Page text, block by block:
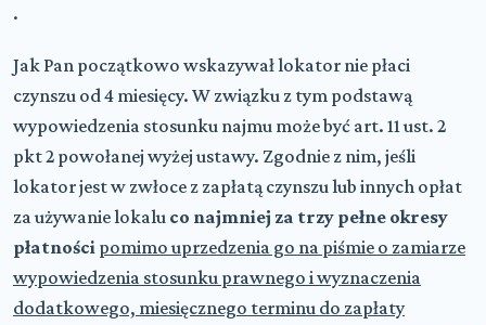
.
Jak Pan początkowo wskazywał lokator nie płaci
czynszu od 4 miesięcy. W związku z tym podstawą
wypowiedzenia stosunku najmu może być art. 11 ust. 2
pkt 2 powołanej wyżej ustawy. Zgodnie z nim, jeśli
lokator jest w zwłoce z zapłatą czynszu lub innych opłat
za używanie lokalu co najmniej za trzy pełne okresy
płatności pomimo uprzedzenia go na piśmie o zamiarze
wypowiedzenia stosunku prawnego i wyznaczenia
dodatkowego, miesięcznego terminu do zapłaty